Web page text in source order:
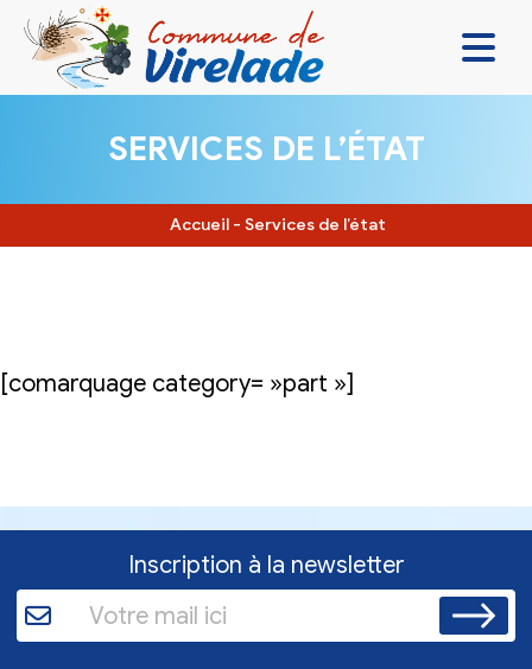
VIVRE ENSEMBLE
SE DIVERTIR
SERVICES DE L’ÉTAT
Accueil - Services de l’état
[comarquage category= »part »]
Inscription à la newsletter